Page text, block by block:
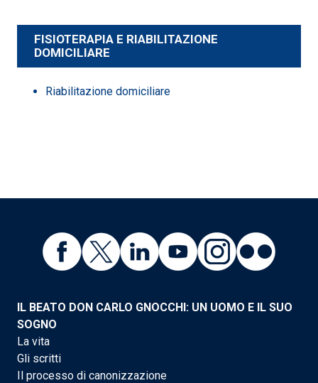
FISIOTERAPIA E RIABILITAZIONE
DOMICILIARE
Riabilitazione domiciliare
IL BEATO DON CARLO GNOCCHI: UN UOMO E IL SUO
SOGNO
La vita
Gli scritti
Il processo di canonizzazione